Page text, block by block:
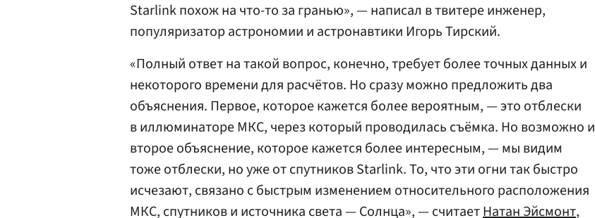
Starlink похож на что-то за гранью», — написал в твитере инженер,
популяризатор астрономии и астронавтики Игорь Тирский.
«Полный ответ на такой вопрос, конечно, требует более точных данных и
некоторого времени для расчётов. Но сразу можно предложить два
объяснения. Первое, которое кажется более вероятным, — это отблески
в иллюминаторе МКС, через который проводилась съёмка. Но возможно и
второе объяснение, которое кажется более интересным, — мы видим
тоже отблески, но уже от спутников Starlink. То, что эти огни так быстро
исчезают, связано с быстрым изменением относительного расположения
МКС, спутников и источника света — Солнца», — считаетНатан Эйсмонт,